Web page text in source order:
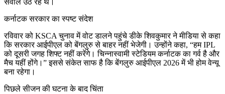
सवाल उठ रहे थे।
कर्नाटक सरकार का स्पष्ट संदेश
रविवार को KSCAचुनाव में वोट डालने पहुंचे डीके शिवकुमार ने मीडिया से कहा
कि सरकार आईपीएल को बेंगलुरु से बाहर नहीं भेजेगी। उन्होंने कहा, “हमIPL
को दूसरी जगह शिफ्ट नहीं करेंगे। चिन्नास्वामी स्टेडियम कर्नाटक का गर्व है और
मैच यहीं होंगे।” इससे संकेत साफ है कि बेंगलुरु आईपीएल 2026 में भी होम वेन्यू
बना रहेगा।
पिछले सीजन की घटना के बाद चिंता